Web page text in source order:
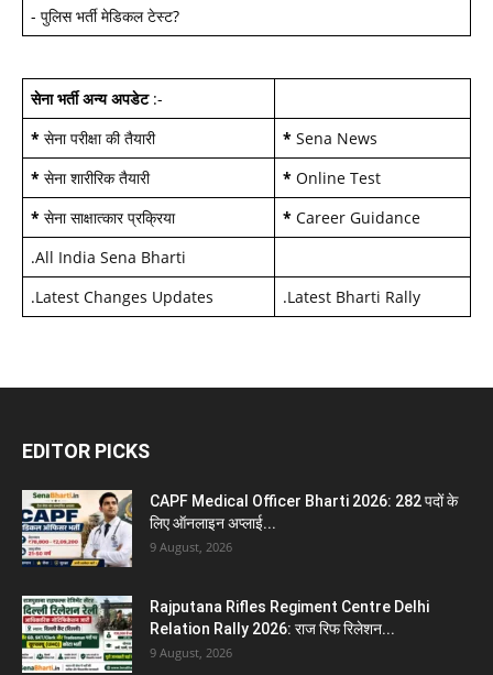
- पुलिस भर्ती मेडिकल टेस्ट?
सेना भर्ती अन्य अपडेट:-
* सेना परीक्षा की तैयारी * Sena News
* सेना शारीरिक तैयारी * Online Test
* सेना साक्षात्कार प्रक्रिया * Career Guidance
.All India Sena Bharti
.Latest Changes Updates .Latest Bharti Rally
EDITOR PICKS
CAPF Medical Officer Bharti 2026: 282 पदों के
लिए ऑनलाइन अप्लाई...
9 August, 2026
Rajputana Rifles Regiment Centre Delhi
Relation Rally 2026: राज रिफ रिलेशन...
9 August, 2026